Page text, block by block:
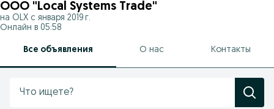
OOO "Local Systems Trade"
на OLX с января 2019 г.
Онлайн в 05:58
Все объявления О нас Контакты